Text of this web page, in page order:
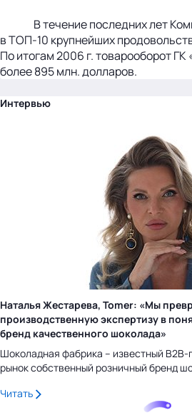
В течение последних лет
в ТОП-10 крупнейших
По итогам 2006 г. товарооборот ГК
более 895 млн. долларов.
Интервью
Наталья Жестарева, Tomer: «Мы
производственную экспертизу в
бренд качественного шоколада»
Шоколадная фабрика – известный
рынок собственный розничный бренд
Читать